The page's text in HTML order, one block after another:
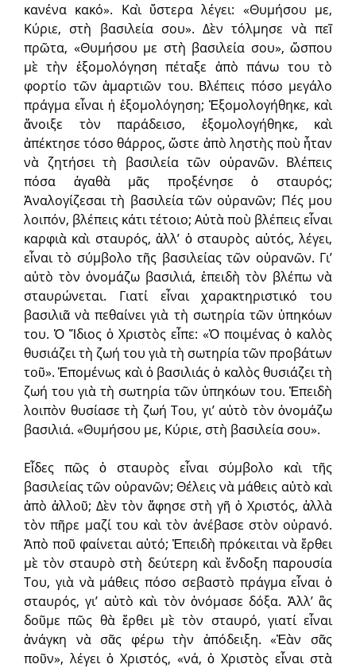
κανένα κακό». Καὶ ὕστερα λέγει: «Θυμήσου με,
Κύριε, στὴ βασιλεία σου». Δὲν τόλμησε νὰ πεῖ
πρῶτα, «Θυμήσου με στὴ βασιλεία σου», ὥσπου
μὲ τὴν ἐξομολόγηση πέταξε ἀπὸ πάνω του τὸ
φορτίο τῶν ἁμαρτιῶν του. Βλέπεις πόσο μεγάλο
πράγμα εἶναι ἡ ἐξομολόγηση; Ἐξομολογήθηκε, καὶ
ἄνοιξε τὸν παράδεισο, ἐξομολογήθηκε, καὶ
ἀπέκτησε τόσο θάρρος, ὥστε ἀπὸ ληστὴς ποὺ ἦταν
νὰ ζητήσει τὴ βασιλεία τῶν οὐρανῶν. Βλέπεις
πόσα ἀγαθὰ μᾶς προξένησε ὁ σταυρός;
Ἀναλογίζεσαι τὴ βασιλεία τῶν οὐρανῶν; Πές μου
λοιπόν, βλέπεις κάτι τέτοιο; Αὐτὰ ποὺ βλέπεις εἶναι
καρφιὰ καὶ σταυρός, ἀλλ’ ὁ σταυρὸς αὐτός, λέγει,
εἶναι τὸ σύμβολο τῆς βασιλείας τῶν οὐρανῶν. Γι’
αὐτὸ τὸν ὀνομάζω βασιλιά, ἐπειδὴ τὸν βλέπω νὰ
σταυρώνεται. Γιατί εἶναι χαρακτηριστικό του
βασιλιᾶ νὰ πεθαίνει γιὰ τὴ σωτηρία τῶν ὑπηκόων
του. Ὁ Ἴδιος ὁ Χριστὸς εἶπε: «Ὁ ποιμένας ὁ καλὸς
θυσιάζει τὴ ζωή του γιὰ τὴ σωτηρία τῶν προβάτων
τοῦ». Ἑπομένως καὶ ὁ βασιλιάς ὁ καλὸς θυσιάζει τὴ
ζωή του γιὰ τὴ σωτηρία τῶν ὑπηκόων του. Ἐπειδὴ
λοιπὸν θυσίασε τὴ ζωή Του, γι’ αὐτὸ τὸν ὀνομάζω
βασιλιά. «Θυμήσου με, Κύριε, στὴ βασιλεία σου».
Εἶδες πῶς ὁ σταυρὸς εἶναι σύμβολο καὶ τῆς
βασιλείας τῶν οὐρανῶν; Θέλεις νὰ μάθεις αὐτὸ καὶ
ἀπὸ ἀλλοῦ; Δὲν τὸν ἄφησε στὴ γῆ ὁ Χριστός, ἀλλὰ
τὸν πῆρε μαζί του καὶ τὸν ἀνέβασε στὸν οὐρανό.
Ἀπὸ ποῦ φαίνεται αὐτό; Ἐπειδὴ πρόκειται νὰ ἔρθει
μὲ τὸν σταυρὸ στὴ δεύτερη καὶ ἔνδοξη παρουσία
Του, γιὰ νὰ μάθεις πόσο σεβαστὸ πράγμα εἶναι ὁ
σταυρός, γι’ αὐτὸ καὶ τὸν ὀνόμασε δόξα. Ἀλλ’ ἂς
δοῦμε πῶς θὰ ἔρθει μὲ τὸν σταυρό, γιατί εἶναι
ἀνάγκη νὰ σᾶς φέρω τὴν ἀπόδειξη. «Ἐὰν σᾶς
ποῦν», λέγει ὁ Χριστός, «νά, ὁ Χριστὸς εἶναι στὰ